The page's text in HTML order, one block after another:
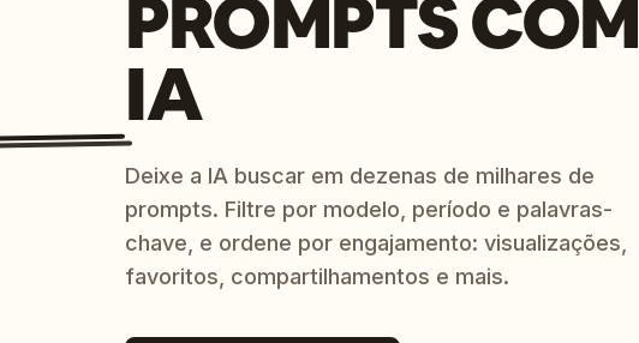
PROMPTS COM
IA
Deixe a IA buscar em dezenas de milhares de
prompts. Filtre por modelo, período e palavras-
chave, e ordene por engajamento: visualizações,
favoritos, compartilhamentos e mais.